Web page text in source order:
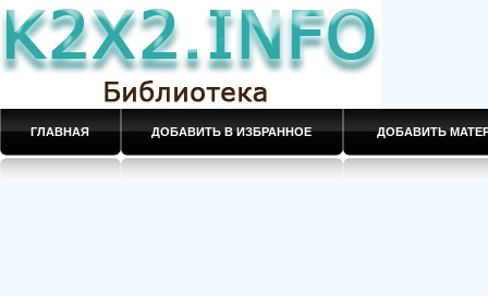
ГЛАВНАЯ ДОБАВИТЬ В ИЗБРАННОЕ ДОБАВИТЬ